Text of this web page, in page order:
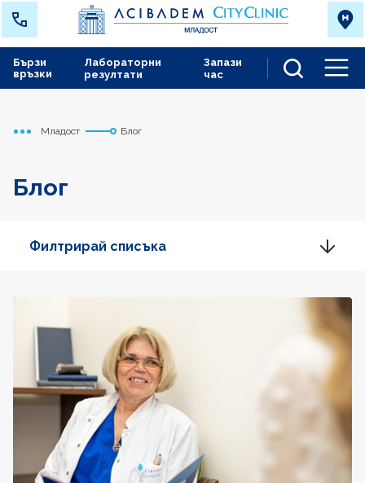
Лабораторни
резултати
Запази
час
Бързи
връзки
Начало
Младост Блог
Блог
Филтрирай списъка